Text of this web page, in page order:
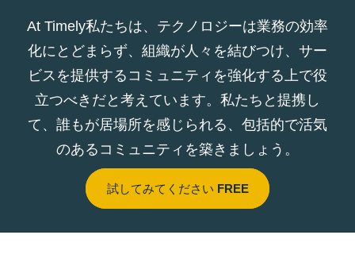
At Timely私たちは、テクノロジーは業務の効率
化にとどまらず、組織が人々を結びつけ、サー
ビスを提供するコミュニティを強化する上で役
立つべきだと考えています。私たちと提携し
て、誰もが居場所を感じられる、包括的で活気
のあるコミュニティを築きましょう。
試してみてください FREE